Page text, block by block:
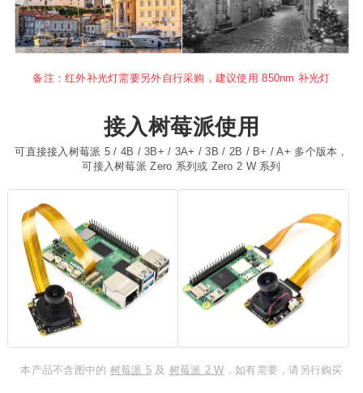
备注：红外补光灯需要另外自行采购，建议使用 850nm 补光灯
接入树莓派使用
可直接接入树莓派 5 / 4B / 3B+ / 3A+ / 3B / 2B / B+ / A+ 多个版本，
可接入树莓派 Zero 系列或 Zero 2 W 系列
本产品不含图中的 树莓派 5 及 树莓派 2 W ，如有需要，请另行购买